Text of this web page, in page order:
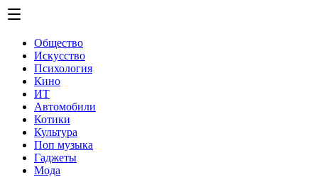
Общество
Искусство
Психология
Кино
ИТ
Автомобили
Котики
Культура
Поп музыка
Гаджеты
Мода